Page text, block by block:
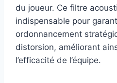
du joueur. Ce filtre
indispensable pour
ordonnancement
distorsion, améliorant
l’efficacité de l’équipe.